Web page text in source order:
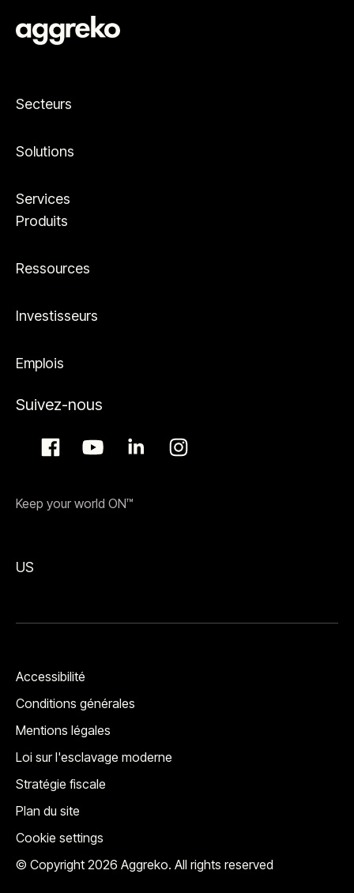
Secteurs
Solutions
Services
Produits
Ressources
Investisseurs
Emplois
Suivez-nous
Keep your world ON™
US
© Copyright 2026 Aggreko. All rights reserved
Accessibilité
Conditions générales
Mentions légales
Loi sur l'esclavage moderne
Stratégie fiscale
Plan du site
Cookie settings